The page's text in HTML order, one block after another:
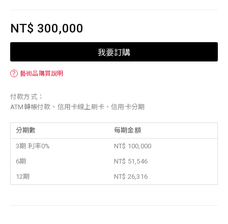
NT$ 300,000
我要訂購
？ 藝術品購買說明
付款方式：
ATM轉帳付款、信用卡線上刷卡、信用卡分期
分期數 每期金額
3期 利率0%
NT$ 100,000
6期
NT$ 51,546
12期
NT$ 26,316